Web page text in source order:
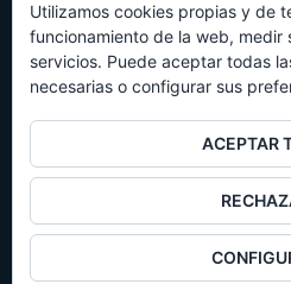
Virtual
Utilizamos cookies propias y de
funcionamiento de la web, medir
servicios. Puede aceptar todas
necesarias o configurar sus
ACEPTAR